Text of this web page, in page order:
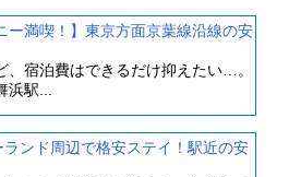
ー満喫！】東京方面京葉線沿線の安
宿泊費はできるだけ抑えたい…。
駅...
ランド周辺で格安ステイ！駅近の安